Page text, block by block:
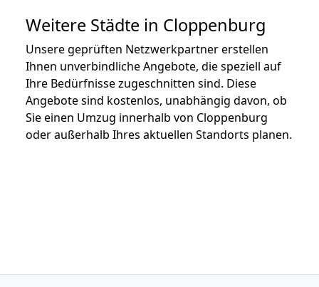
Weitere Städte in Cloppenburg
Unsere geprüften Netzwerkpartner erstellen
Ihnen unverbindliche Angebote, die speziell auf
Ihre Bedürfnisse zugeschnitten sind. Diese
Angebote sind kostenlos, unabhängig davon, ob
Sie einen Umzug innerhalb von Cloppenburg
oder außerhalb Ihres aktuellen Standorts planen.